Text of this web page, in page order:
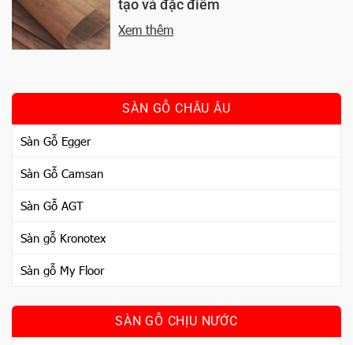
tạo và đặc điểm
Xem thêm
SÀN GỖ CHÂU ÂU
Sàn Gỗ Egger
Sàn Gỗ Camsan
Sàn Gỗ AGT
Sàn gỗ Kronotex
Sàn gỗ My Floor
SÀN GỖ CHỊU NƯỚC